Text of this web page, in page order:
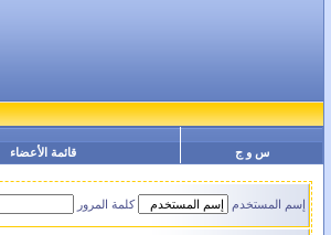
س و ج قائمة الأعضاء
إسم المستخدم كلمة المرور